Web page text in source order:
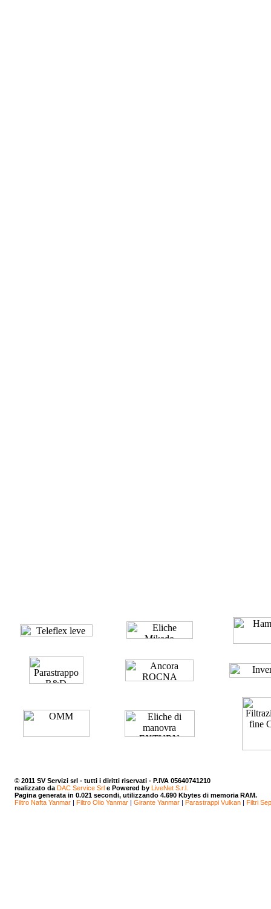
© 2011 SV Servizi srl - tutti i diritti riservati - P.IVA 05640741210
realizzato da DAC Service Srl e Powered by LiveNet S.r.l.
Pagina generata in 0.021 secondi, utilizzando 4.690 Kbytes di memoria RAM.
Filtro Nafta Yanmar | Filtro Olio Yanmar | Girante Yanmar | Parastrappi Vulkan | Filtri